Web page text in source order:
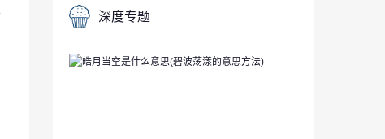
2023-03-14
2023-03-14
深度专题